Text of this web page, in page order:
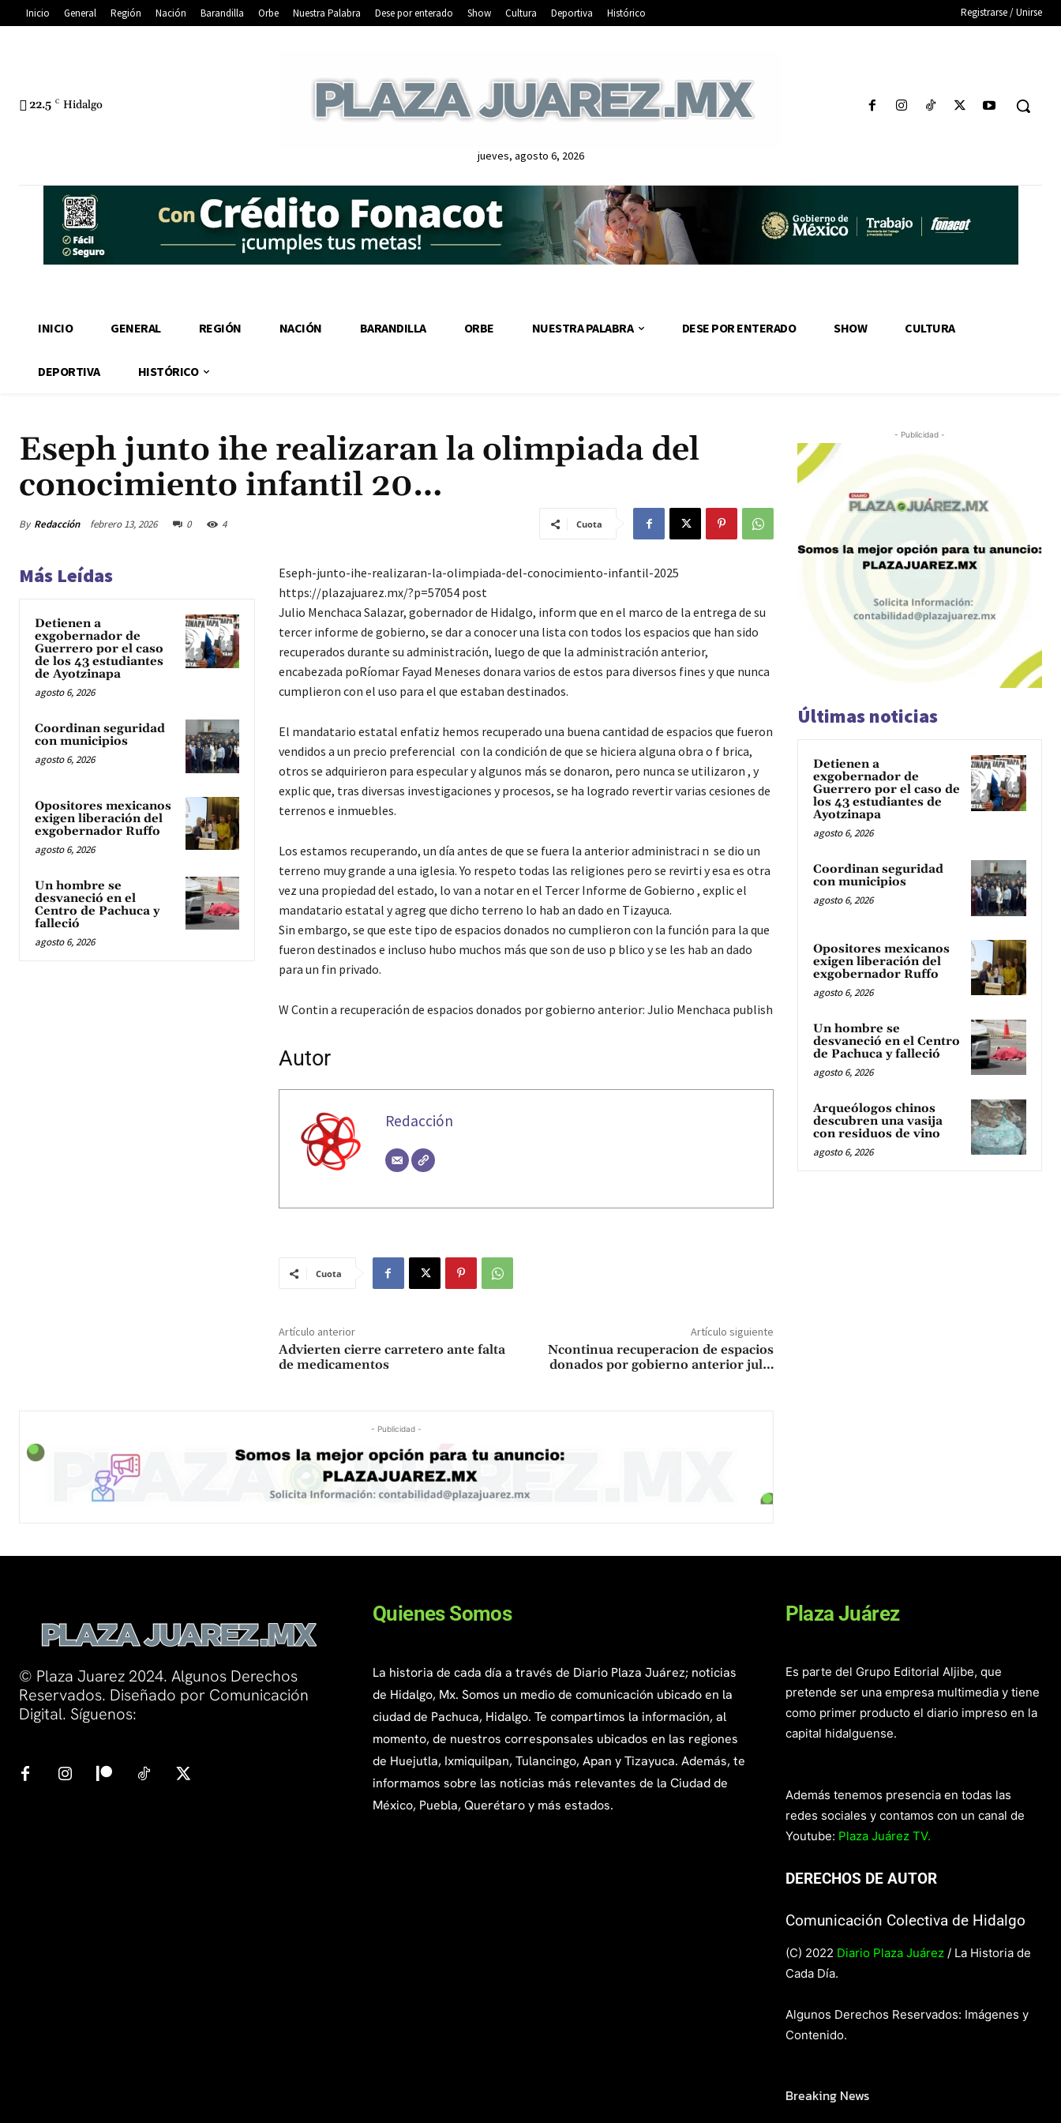
Inicio General Región Nación Barandilla Orbe Nuestra Palabra Dese por enterado Show Cultura Deportiva Histórico Registrarse / Unirse
22.5 C Hidalgo
jueves, agosto 6, 2026
INICIO GENERAL REGIÓN NACIÓN BARANDILLA ORBE NUESTRA PALABRA DESE POR ENTERADO SHOW CULTURA
DEPORTIVA HISTÓRICO
Eseph junto ihe realizaran la olimpiada del
conocimiento infantil 20…
By Redacción febrero 13, 2026 0 4 Cuota
Más Leídas
Detienen a
exgobernador de
Guerrero por el caso
de los 43 estudiantes
de Ayotzinapa
agosto 6, 2026
Coordinan seguridad
con municipios
agosto 6, 2026
Opositores mexicanos
exigen liberación del
exgobernador Ruffo
agosto 6, 2026
Un hombre se
desvaneció en el
Centro de Pachuca y
falleció
agosto 6, 2026
Eseph-junto-ihe-realizaran-la-olimpiada-del-conocimiento-infantil-2025
https://plazajuarez.mx/?p=57054 post
Julio Menchaca Salazar, gobernador de Hidalgo, inform que en el marco de la entrega de su
tercer informe de gobierno, se dar a conocer una lista con todos los espacios que han sido
recuperados durante su administración, luego de que la administración anterior,
encabezada poRíomar Fayad Meneses donara varios de estos para diversos fines y que nunca
cumplieron con el uso para el que estaban destinados.
El mandatario estatal enfatiz hemos recuperado una buena cantidad de espacios que fueron
vendidos a un precio preferencial con la condición de que se hiciera alguna obra o f brica,
otros se adquirieron para especular y algunos más se donaron, pero nunca se utilizaron , y
explic que, tras diversas investigaciones y procesos, se ha logrado revertir varias cesiones de
terrenos e inmuebles.
Los estamos recuperando, un día antes de que se fuera la anterior administraci n se dio un
terreno muy grande a una iglesia. Yo respeto todas las religiones pero se revirti y esa es otra
vez una propiedad del estado, lo van a notar en el Tercer Informe de Gobierno , explic el
mandatario estatal y agreg que dicho terreno lo hab an dado en Tizayuca.
Sin embargo, se que este tipo de espacios donados no cumplieron con la función para la que
fueron destinados e incluso hubo muchos más que son de uso p blico y se les hab an dado
para un fin privado.
W Contin a recuperación de espacios donados por gobierno anterior: Julio Menchaca publish
Autor
Redacción
Cuota
Artículo anterior
Advierten cierre carretero ante falta
de medicamentos
Artículo siguiente
Ncontinua recuperacion de espacios
donados por gobierno anterior jul…
- Publicidad -
- Publicidad -
Últimas noticias
Detienen a
exgobernador de
Guerrero por el caso de
los 43 estudiantes de
Ayotzinapa
agosto 6, 2026
Coordinan seguridad
con municipios
agosto 6, 2026
Opositores mexicanos
exigen liberación del
exgobernador Ruffo
agosto 6, 2026
Un hombre se
desvaneció en el Centro
de Pachuca y falleció
agosto 6, 2026
Arqueólogos chinos
descubren una vasija
con residuos de vino
agosto 6, 2026
© Plaza Juarez 2024. Algunos Derechos
Reservados. Diseñado por Comunicación
Digital. Síguenos:
Quienes Somos
La historia de cada día a través de Diario Plaza Juárez; noticias
de Hidalgo, Mx. Somos un medio de comunicación ubicado en la
ciudad de Pachuca, Hidalgo. Te compartimos la información, al
momento, de nuestros corresponsales ubicados en las regiones
de Huejutla, Ixmiquilpan, Tulancingo, Apan y Tizayuca. Además, te
informamos sobre las noticias más relevantes de la Ciudad de
México, Puebla, Querétaro y más estados.
Plaza Juárez
Es parte del Grupo Editorial Aljibe, que
pretende ser una empresa multimedia y tiene
como primer producto el diario impreso en la
capital hidalguense.
Además tenemos presencia en todas las
redes sociales y contamos con un canal de
Youtube: Plaza Juárez TV.
DERECHOS DE AUTOR
Comunicación Colectiva de Hidalgo
(C) 2022 Diario Plaza Juárez / La Historia de
Cada Día.
Algunos Derechos Reservados: Imágenes y
Contenido.
Breaking News